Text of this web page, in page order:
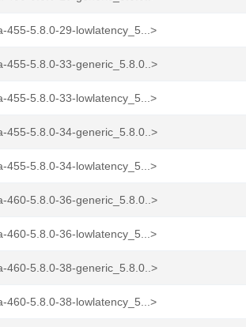
455-5.8.0-29-lowlatency_5...>
455-5.8.0-33-generic_5.8.0..>
455-5.8.0-33-lowlatency_5...>
455-5.8.0-34-generic_5.8.0..>
455-5.8.0-34-lowlatency_5...>
460-5.8.0-36-generic_5.8.0..>
460-5.8.0-36-lowlatency_5...>
460-5.8.0-38-generic_5.8.0..>
460-5.8.0-38-lowlatency_5...>